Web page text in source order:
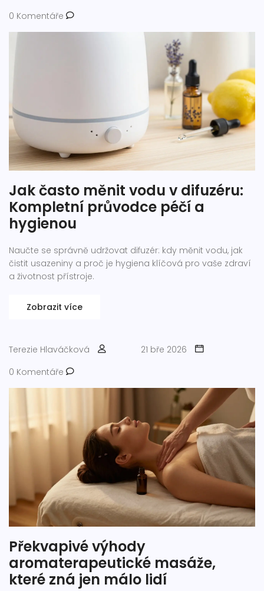
0 Komentáře
Jak často měnit vodu v difuzéru:
Kompletní průvodce péčí a
hygienou
Naučte se správně udržovat difuzér: kdy měnit vodu, jak
čistit usazeniny a proč je hygiena klíčová pro vaše zdraví
a životnost přístroje.
Zobrazit více
Terezie Hlaváčková
21 bře 2026
0 Komentáře
Překvapivé výhody
aromaterapeutické masáže,
které zná jen málo lidí